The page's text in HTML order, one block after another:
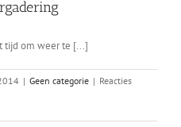
tijd om weer te [...]
| Geen categorie | Reacties